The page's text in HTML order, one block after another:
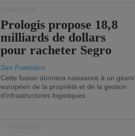
Prologis propose 18,8
milliards de dollars
pour racheter Segro
San Francisco
Cette fusion donnera naissance à un géant
européen de la propriété et de la gestion
d'infrastructures logistiques.